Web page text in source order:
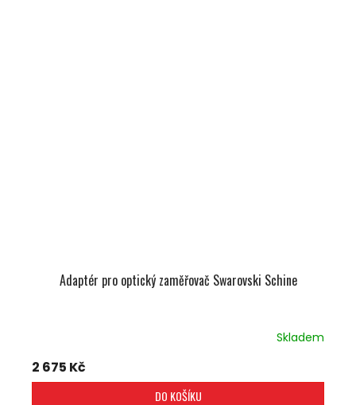
Adaptér pro optický zaměřovač Swarovski Schine
Skladem
2 675 Kč
DO KOŠÍKU